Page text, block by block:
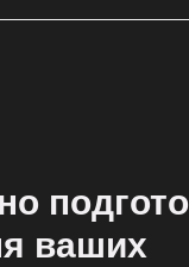
ваших